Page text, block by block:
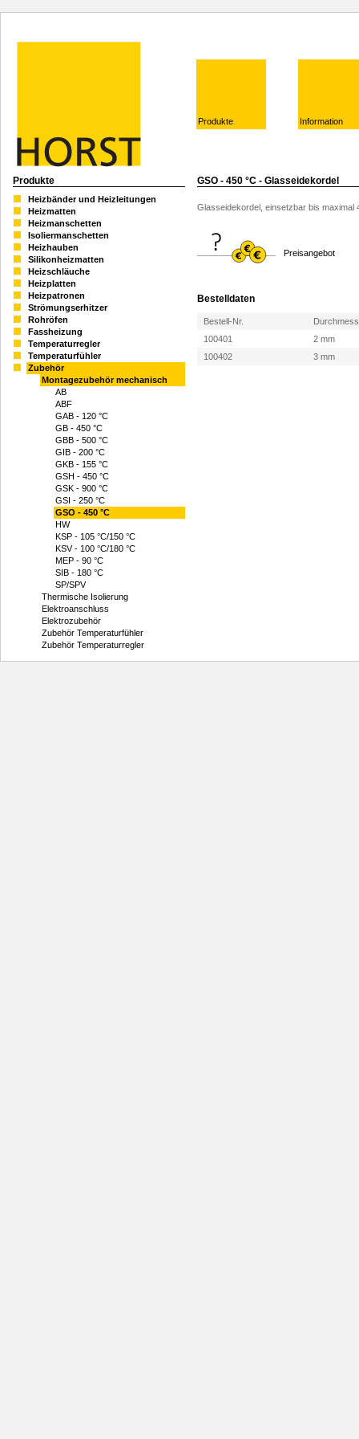
Produkte Information
Produkte
Heizbänder und Heizleitungen
Heizmatten
Heizmanschetten
Isoliermanschetten
Heizhauben
Silikonheizmatten
Heizschläuche
Heizplatten
Heizpatronen
Strömungserhitzer
Rohröfen
Fassheizung
Temperaturregler
Temperaturfühler
Zubehör
Montagezubehör mechanisch
AB
ABF
GAB - 120 °C
GB - 450 °C
GBB - 500 °C
GIB - 200 °C
GKB - 155 °C
GSH - 450 °C
GSK - 900 °C
GSI - 250 °C
GSO - 450 °C
HW
KSP - 105 °C/150 °C
KSV - 100 °C/180 °C
MEP - 90 °C
SIB - 180 °C
SP/SPV
Thermische Isolierung
Elektroanschluss
Elektrozubehör
Zubehör Temperaturfühler
Zubehör Temperaturregler
GSO - 450 °C - Glasseidekordel
Glasseidekordel, einsetzbar bis maximal
Preisangebot
Bestelldaten
Bestell-Nr.
100401
2 mm
100402
3 mm